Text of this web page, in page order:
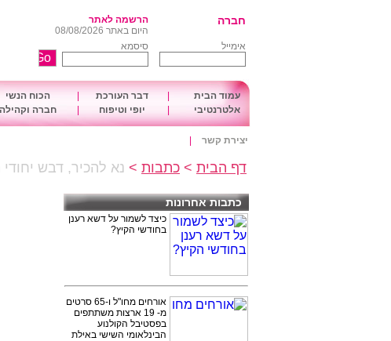
חברה
הרשמה לאתר
היום באתר 08/08/2026
אימייל
סיסמא
עמוד הבית דבר העורכת הכוח הנשי
אלטרנטיבי
יופי וטיפוח חברה וקהילה
יצירת קשר
דף הבית > כתבות > נא להכיר, דבש
כתבות אחרונות
כיצד לשמור על דשא רענן
בחודשי הקיץ?
אורחים מחו"ל ו-65 סרטים
מ- 19 ארצות משתתפים
בפסטיבל הקולנוע
הבינלאומי השישי באילת